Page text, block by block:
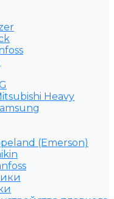
Heavy
(Emerson)